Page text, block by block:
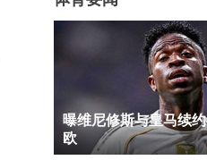
曝维尼修斯与皇马续
欧